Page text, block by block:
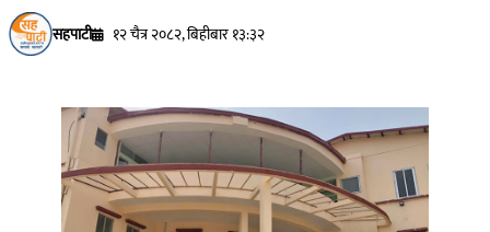
सहपाटी १२ चैत्र २०८२, बिहीबार १३:३२